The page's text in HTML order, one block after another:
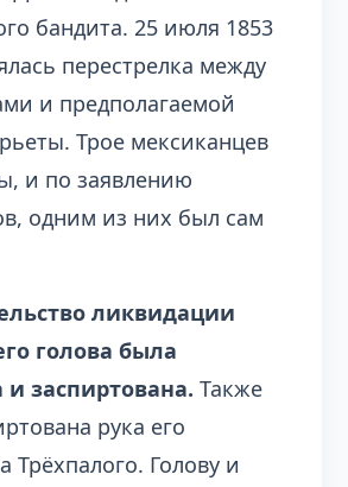
бандита. 25 июля 1853
перестрелка между
и предполагаемой
Трое мексиканцев
и по заявлению
одним из них был сам
ликвидации
голова была
и заспиртована. Также
рука его
Трёхпалого. Голову и